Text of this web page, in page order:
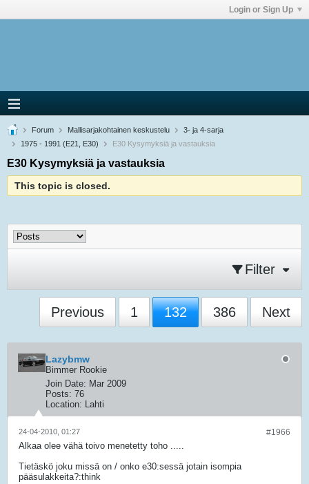
Login or Sign Up
Forum Mallisarjakohtainen keskustelu
3- ja 4-sarja
1975 - 1991 (E21, E30)
E30 Kysymyksiä ja vastauksia
E30 Kysymyksiä ja vastauksia
This topic is closed.
Filter
Previous 1 132 386 Next
Lazybmw
Bimmer Rookie
Join Date: Mar 2009
Posts: 76
Location: Lahti
#1966
24-04-2010, 01:27
Alkaa olee vähä toivo menetetty toho .....
Tietäskö joku missä on / onko e30:sessä jotain isompia
pääsulakkeita?:think